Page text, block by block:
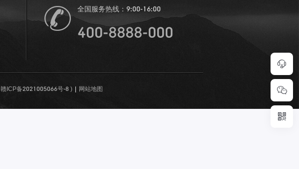
全国服务热线： 9:00-16:00
400-8888-000
赣ICP备2021005066号-8 ) | 网站地图